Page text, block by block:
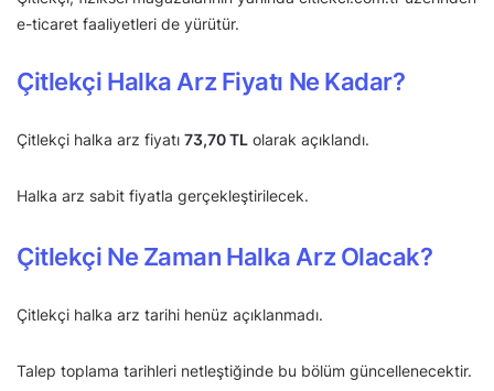
e-ticaret faaliyetleri de yürütür.
Çitlekçi Halka Arz Fiyatı Ne Kadar?
Çitlekçi halka arz fiyatı 73,70 TL olarak açıklandı.
Halka arz sabit fiyatla gerçekleştirilecek.
Çitlekçi Ne Zaman Halka Arz Olacak?
Çitlekçi halka arz tarihi henüz açıklanmadı.
Talep toplama tarihleri netleştiğinde bu bölüm güncellenecektir.